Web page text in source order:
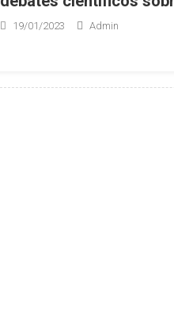
19/01/2023 Admin